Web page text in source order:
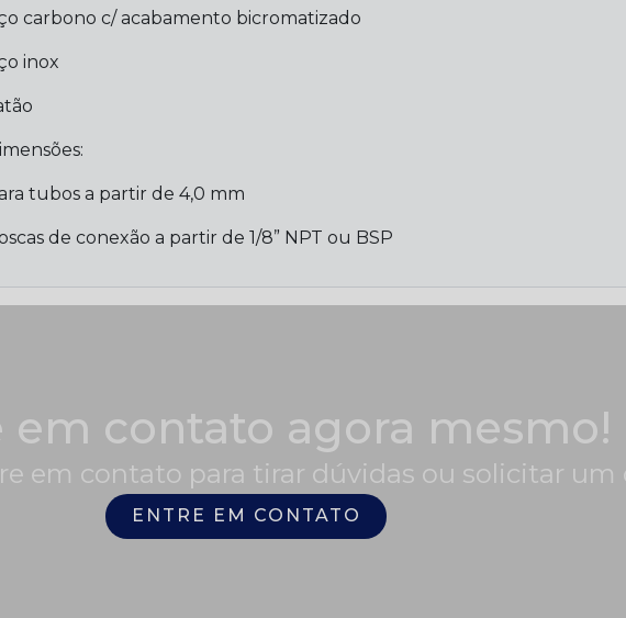
carbono c/ acabamento bicromatizado
inox
tubos a partir de 4,0 mm
de conexão a partir de 1/8” NPT ou BSP
em contato agora mesmo!
em contato para tirar dúvidas ou solicitar um
ENTRE EM CONTATO